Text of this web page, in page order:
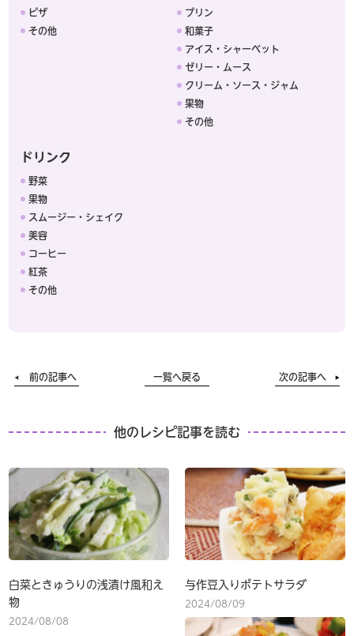
ピザ
その他
プリン
和菓子
アイス・シャーベット
ゼリー・ムース
クリーム・ソース・ジャム
果物
その他
ドリンク
野菜
果物
スムージー・シェイク
美容
コーヒー
紅茶
その他
前の記事へ 一覧へ戻る 次の記事へ
他のレシピ記事を読む
白菜ときゅうりの浅漬け風和え
物
2024/08/08
与作豆入りポテトサラダ
2024/08/09